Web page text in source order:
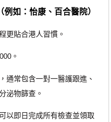
如：怡康、百合醫院）
貼合港人習慣。
。
通常包含一對一醫護跟進、
泌物篩查。
以即日完成所有檢查並領取